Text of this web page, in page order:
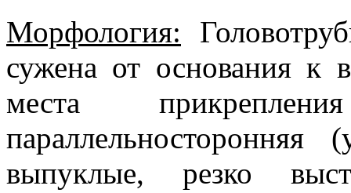
Морфология:
сужена от основания
места
выпуклые, резко